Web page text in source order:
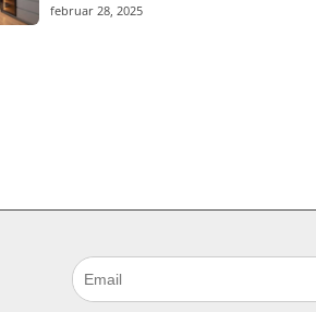
februar 28, 2025